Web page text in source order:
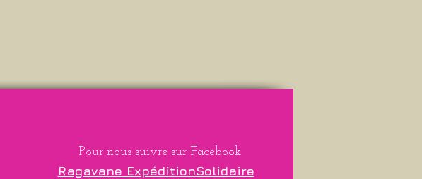
Pour nous suivre sur Facebook
Ragavane ExpéditionSolidaire